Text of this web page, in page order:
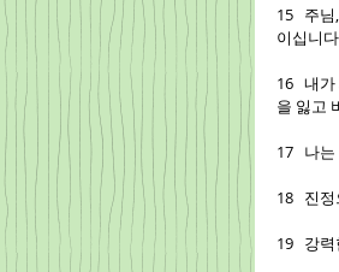
15   주
이십니
16   내
을 잃고
17   나
18   진
19